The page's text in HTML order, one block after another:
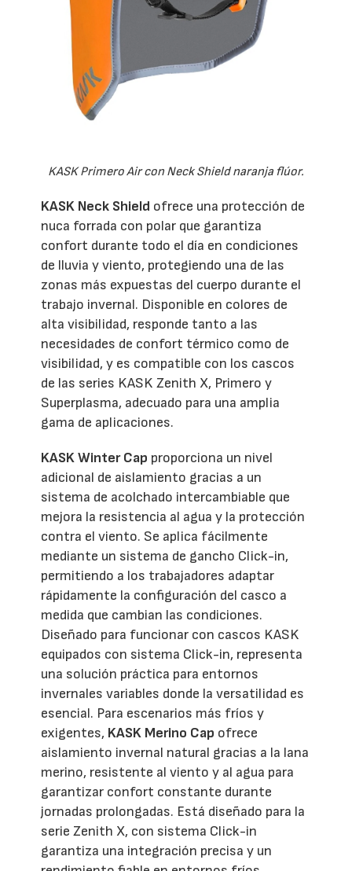
KASK Primero Air con Neck Shield naranja flúor.
KASK Neck Shield ofrece una protección de
nuca forrada con polar que garantiza
confort durante todo el día en condiciones
de lluvia y viento, protegiendo una de las
zonas más expuestas del cuerpo durante el
trabajo invernal. Disponible en colores de
alta visibilidad, responde tanto a las
necesidades de confort térmico como de
visibilidad, y es compatible con los cascos
de las series KASK Zenith X, Primero y
Superplasma, adecuado para una amplia
gama de aplicaciones.
KASK Winter Cap proporciona un nivel
adicional de aislamiento gracias a un
sistema de acolchado intercambiable que
mejora la resistencia al agua y la protección
contra el viento. Se aplica fácilmente
mediante un sistema de gancho Click-in,
permitiendo a los trabajadores adaptar
rápidamente la configuración del casco a
medida que cambian las condiciones.
Diseñado para funcionar con cascos KASK
equipados con sistema Click-in, representa
una solución práctica para entornos
invernales variables donde la versatilidad es
esencial. Para escenarios más fríos y
exigentes, KASK Merino Cap ofrece
aislamiento invernal natural gracias a la lana
merino, resistente al viento y al agua para
garantizar confort constante durante
jornadas prolongadas. Está diseñado para la
serie Zenith X, con sistema Click-in
garantiza una integración precisa y un